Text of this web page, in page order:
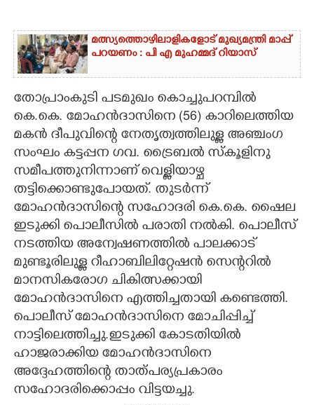
മത്സ്യത്തൊഴിലാളികളോട് മുഖ്യമന്ത്രി മാപ്പ്
പറയണം : പി എ മുഹമ്മദ് റിയാസ്
തോപ്രാംകുടി പടമുഖം കൊച്ചുപറമ്പിൽ
കെ.കെ. മോഹൻദാസിനെ (56) കാറിലെത്തിയ
മകൻ ദീപുവിന്റെ നേതൃത്വത്തിലുള്ള അഞ്ചംഗ
സംഘം കട്ടപ്പന ഗവ. ട്രൈബൽ സ്കൂളിനു
സമീപത്തുനിന്നാണ് വെള്ളിയാഴ്ച
തട്ടിക്കൊണ്ടുപോയത്. തുടർന്ന്
മോഹൻദാസിന്റെ സഹോദരി കെ.കെ. ഷൈല
ഇടുക്കി പൊലീസിൽ പരാതി നൽകി. പൊലീസ്
നടത്തിയ അന്വേഷണത്തിൽ പാലക്കാട്
മുണ്ടൂരിലുള്ള റീഹാബിലിറ്റേഷൻ സെന്ററിൽ
മാനസികരോഗ ചികിത്സക്കായി
മോഹൻദാസിനെ എത്തിച്ചതായി കണ്ടെത്തി.
പൊലീസ് മോഹൻദാസിനെ മോചിപ്പിച്ച്
നാട്ടിലെത്തിച്ചു.ഇടുക്കി കോടതിയിൽ
ഹാജരാക്കിയ മോഹൻദാസിനെ
അദ്ദേഹത്തിന്റെ താത്പര്യപ്രകാരം
സഹോദരിക്കൊപ്പം വിട്ടയച്ചു.